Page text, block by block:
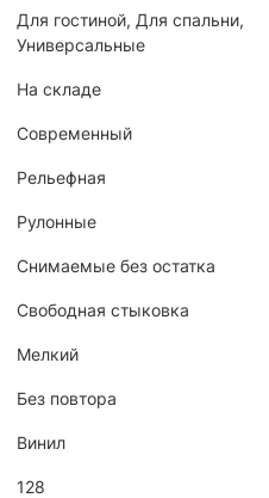
Для гостиной, Для спальни,
Универсальные
На складе
Современный
Рельефная
Рулонные
Снимаемые без остатка
Свободная стыковка
Мелкий
Без повтора
Винил
128